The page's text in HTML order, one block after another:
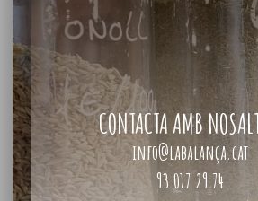
CONTACTA AMB
info@labalança.cat
93 017 29 74